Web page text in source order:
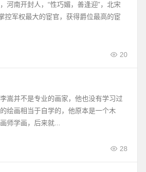
南开封人，“性巧媚，善逢迎”，北宋
控军权最大的宦官，获得爵位最高的宦
20
嵩并不是专业的画家，他也没有学习过
绘画相当于自学的，他原本是一个木
师学画，后来就...
28